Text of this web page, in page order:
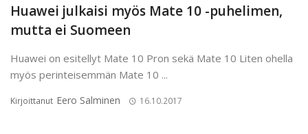
Huawei julkaisi myös Mate 10 -puhelimen,
mutta ei Suomeen
Huawei on esitellyt Mate 10 Pron sekä Mate 10 Liten ohella
myös perinteisemmän Mate 10 ...
Kirjoittanut Eero Salminen 16.10.2017